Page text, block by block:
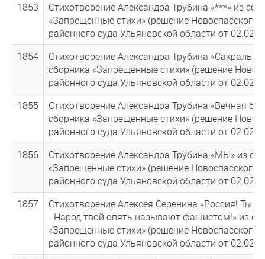
1853
Стихотворение Александра Трубина «***» из
«Запрещенные стихи» (решение Новоспасского
районного суда Ульяновской области от
1854
Стихотворение Александра Трубина
сборника «Запрещенные стихи» (решение
районного суда Ульяновской области от
1855
Стихотворение Александра Трубина «Вечная
сборника «Запрещенные стихи» (решение
районного суда Ульяновской области от
1856
Стихотворение Александра Трубина «МЫ» из
«Запрещенные стихи» (решение Новоспасского
районного суда Ульяновской области от
1857
Стихотворение Алексея Серенина «Россия! Ты
- Народ твой опять называют фашистом!» из
«Запрещенные стихи» (решение Новоспасского
районного суда Ульяновской области от